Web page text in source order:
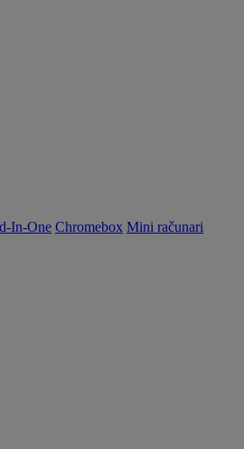
In-One Chromebox Mini računari